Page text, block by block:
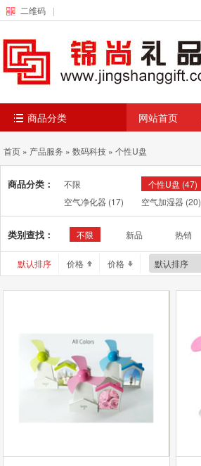
二维码 |
商品分类 网站首页
首页 » 产品服务 » 数码科技 » 个性U盘
商品分类： 不限 个性U盘 (47)
空气净化器 (17) 空气加湿器 (20)
类别查找： 不限 新品 热销
默认排序 价格 价格